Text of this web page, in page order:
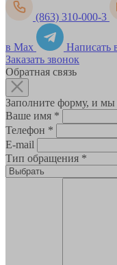
(863) 310-000-3
в Max
Написать
Заказать звонок
Обратная связь
Заполните форму, и
Ваше имя *
Телефон *
E-mail
Тип обращения *